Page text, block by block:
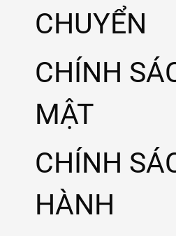
CHUYỂN
CHÍNH
MẬT
CHÍNH
HÀNH